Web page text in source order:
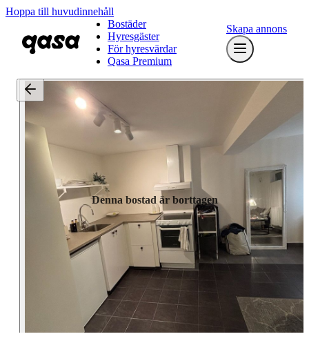
Hoppa till huvudinnehåll
Bostäder
Hyresgäster
För hyresvärdar
Qasa Premium
Skapa annons
Denna bostad är borttagen